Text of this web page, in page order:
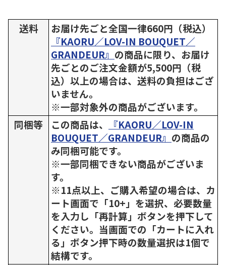
送料
お届け先ごと全国一律660円（税込）
『KAORU／LOV-IN BOUQUET／
GRANDEUR』 の商品に限り、お届け
先ごとのご注文金額が5,500円（税
込）以上の場合は、送料の負担はござ
いません。
※一部対象外の商品がございます。
同梱等
この商品は、
『KAORU／LOV-IN
BOUQUET／GRANDEUR』 の商品の
み同梱可能です。
※一部同梱できない商品がございま
す。
※11点以上、ご購入希望の場合は、カ
ート画面で「10+」を選択、必要数量
を入力し「再計算」ボタンを押下して
ください。当画面での「カートに入れ
る」ボタン押下時の数量選択は1個で
結構です。